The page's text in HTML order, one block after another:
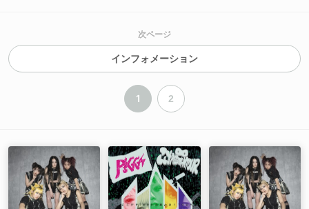
次ページ
インフォメーション
1 2